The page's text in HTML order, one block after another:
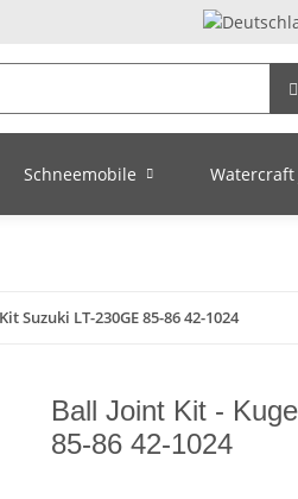
Schneemobile Watercraft
Suzuki LT-230GE 85-86 42-1024
Ball Joint Kit -
85-86 42-1024